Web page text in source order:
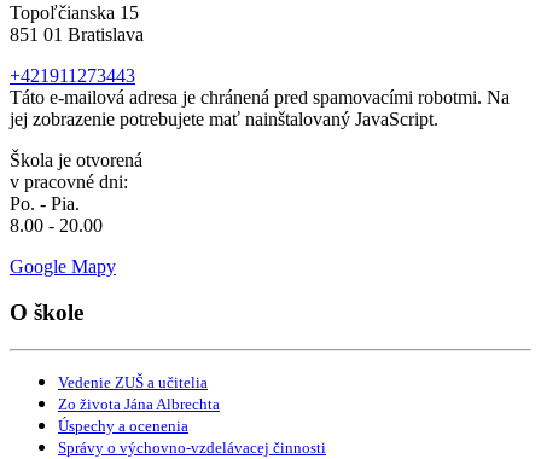
Topoľčianska 15
851 01 Bratislava
+421911273443
Táto e-mailová adresa je chránená pred spamovacími robotmi. Na
jej zobrazenie potrebujete mať nainštalovaný JavaScript.
Škola je otvorená
v pracovné dni:
Po. - Pia.
8.00 - 20.00
Google Mapy
O škole
Vedenie ZUŠ a učitelia
Zo života Jána Albrechta
Úspechy a ocenenia
Správy o výchovno-vzdelávacej činnosti